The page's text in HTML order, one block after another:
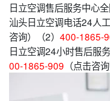
日立空调售后服务中心
汕头日立空调电话24人
咨询）（2） 400-1865-
日立空调24小时售后服
00-1865-909 （点击咨